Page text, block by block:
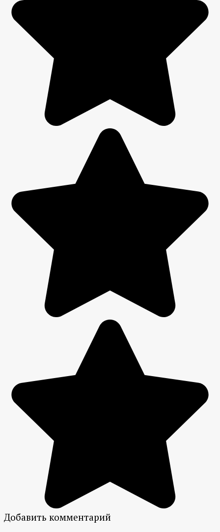
Добавить комментарий